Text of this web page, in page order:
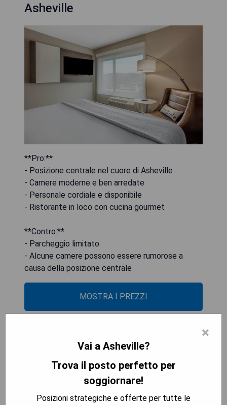
Asheville
**Pro:**
- Posizione centrale nel cuore di Asheville
- Camere moderne e ben arredate
- Personale cordiale e disponibile
- Ristorante in loco con cucina gourmet
**Contro:**
- Parcheggio limitato
- Alcune camere possono essere rumorose a
causa della posizione centrale
MOSTRA I PREZZI
Hotel Indigo Asheville
Downtown
×
Vai a Asheville?
Trova il posto perfetto per
soggiornare!
Posizioni strategiche e offerte per tutte le